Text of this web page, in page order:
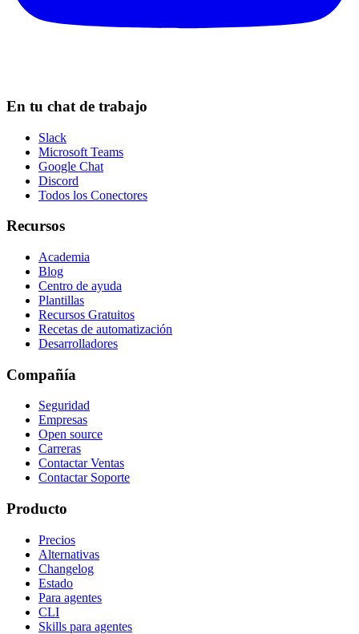
En tu chat de trabajo
Slack
Microsoft Teams
Google Chat
Discord
Todos los Conectores
Recursos
Academia
Blog
Centro de ayuda
Plantillas
Recursos Gratuitos
Recetas de automatización
Desarrolladores
Compañía
Seguridad
Empresas
Open source
Carreras
Contactar Ventas
Contactar Soporte
Producto
Precios
Alternativas
Changelog
Estado
Para agentes
CLI
Skills para agentes